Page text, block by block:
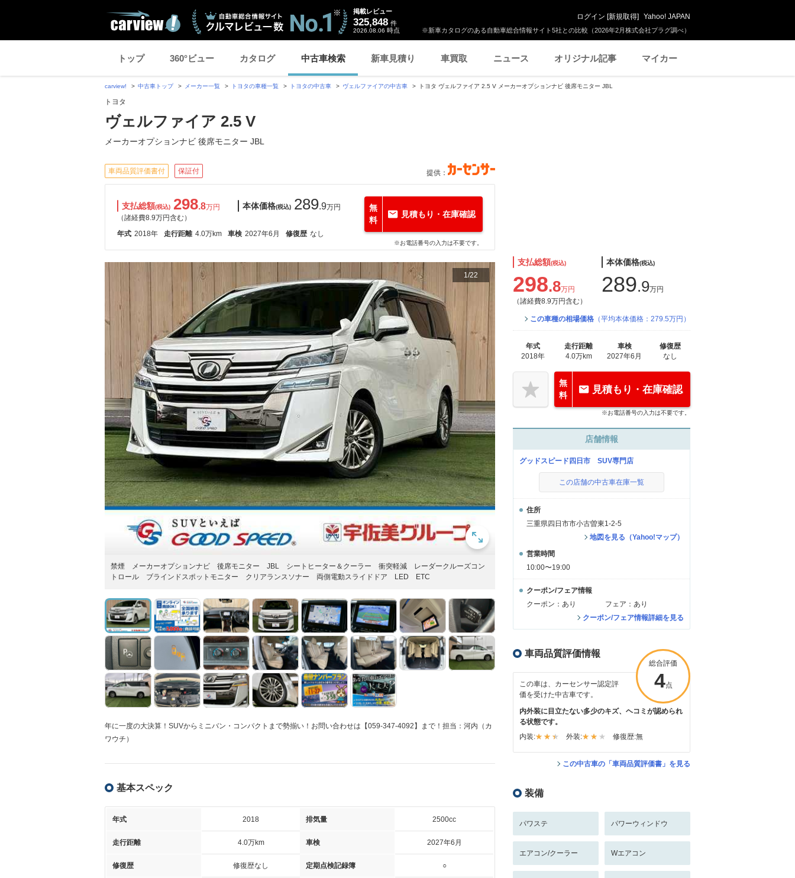
※新車カタログのある自動車総合情報サイト5社との比較（2026年2月株式会社プラグ調べ）
掲載レビュー
325,848 件
2026.08.06 時点
ログイン [新規取得] Yahoo! JAPAN
トップ 360°ビュー カタログ 中古車検索 新車見積り 車買取 ニュース オリジナル記事 マイカー
carview! 中古車トップ メーカー一覧 トヨタの車種一覧 トヨタの中古車 ヴェルファイアの中古車 トヨタ ヴェルファイア 2.5 V メーカーオプションナビ 後席モニター JBL
トヨタ
ヴェルファイア 2.5 V
メーカーオプションナビ 後席モニター JBL
車両品質評価書付 保証付 提供：
支払総額(税込) 298.8万円
（諸経費8.9万円含む）
本体価格(税込) 289.9万円
年式 2018年 走行距離 4.0万km 車検 2027年6月 修復歴 なし
無
料
見積もり・在庫確認
※お電話番号の入力は不要です。
1/22
禁煙 メーカーオプションナビ 後席モニター JBL シートヒーター＆クーラー 衝突軽減 レーダークルーズコン
トロール ブラインドスポットモニター クリアランスソナー 両側電動スライドドア LED ETC
年に一度の大決算！SUVからミニバン・コンパクトまで勢揃い！お問い合わせは【059-347-4092】まで！担当：河内（カ
ワウチ）
基本スペック
年式 2018 排気量 2500cc
走行距離 4.0万km 車検 2027年6月
修復歴 修復歴なし 定期点検記録簿 ○
支払総額(税込)
298.8万円
（諸経費8.9万円含む）
本体価格(税込)
289.9万円
この車種の相場価格 （平均本体価格：279.5万円）
年式
2018年
走行距離
4.0万km
車検
2027年6月
修復歴
なし
無
料
見積もり・在庫確認
※お電話番号の入力は不要です。
店舗情報
グッドスピード四日市 SUV専門店
この店舗の中古車在庫一覧
住所
三重県四日市市小古曽東1-2-5
地図を見る（Yahoo!マップ）
営業時間
10:00〜19:00
クーポン/フェア情報
クーポン：あり
フェア：あり
クーポン/フェア情報詳細を見る
車両品質評価情報
総合評価
4点
この車は、カーセンサー認定評
価を受けた中古車です。
内外装に目立たない多少のキズ、ヘコミが認められ
る状態です。
内装:
外装: 修復歴:無
この中古車の「車両品質評価書」を見る
装備
パワステ パワーウィンドウ
エアコン/クーラー Wエアコン